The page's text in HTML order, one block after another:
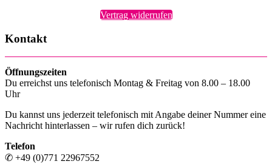
Vertrag widerrufen
Kontakt
Öffnungszeiten
Du erreichst uns telefonisch Montag & Freitag von 8.00 – 18.00
Uhr
Du kannst uns jederzeit telefonisch mit Angabe deiner Nummer eine
Nachricht hinterlassen – wir rufen dich zurück!
Telefon
✆ +49 (0)771 22967552